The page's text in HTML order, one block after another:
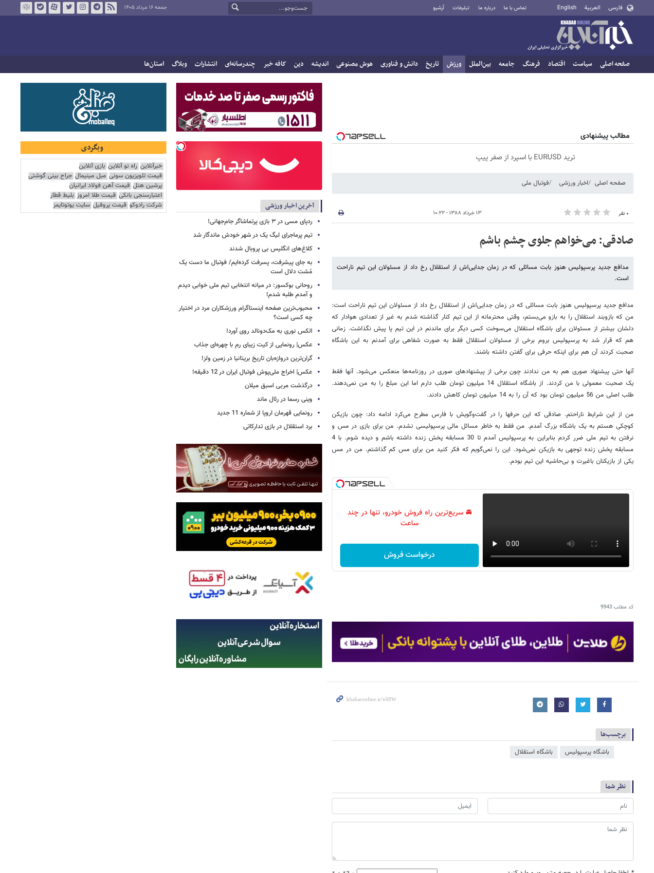
فارسی العربية English تماس با ما درباره ما تبلیغات آرشیو جمعه ۱۶ مرداد ۱۴۰۵
صفحه اصلی سیاست اقتصاد فرهنگ جامعه بین‌الملل ورزش تاریخ دانش و فناوری هوش مصنوعی اندیشه دین کافه خبر چندرسانه‌ای انتشارات وبلاگ استان‌ها
مطالب پیشنهادی
ترید EURUSD با اسپرد از صفر پیپ
صفحه اصلی اخبار ورزشی فوتبال ملی
۰ نفر ۱۳ خرداد ۱۳۸۸ - ۱۰:۲۲
صادقی: می‌خواهم جلوی چشم باشم
مدافع جدید پرسپولیس هنوز بابت مسائلی که در زمان جدایی‌اش از استقلال رخ داد از مسئولان این تیم ناراحت
است.
مدافع جدید پرسپولیس هنوز بابت مسائلی که در زمان جدایی‌اش از استقلال رخ داد از مسئولان این تیم ناراحت است:
من که بازوبند استقلال را به بازو می‌بستم، وقتی محترمانه از این تیم کنار گذاشته شدم به غیر از تعدادی هوادار که
دلشان بیشتر از مسئولان برای باشگاه استقلال می‌سوخت کسی دیگر برای ماندنم در این تیم پا پیش نگذاشت. زمانی
هم که قرار شد به پرسپولیس بروم برخی از مسئولان استقلال فقط به صورت شفاهی برای آمدنم به این باشگاه
صحبت کردند آن هم برای اینکه حرفی برای گفتن داشته باشند.
آنها حتی پیشنهاد صوری هم به من ندادند چون برخی از پیشنهاد‌های صوری در روزنامه‌ها منعکس می‌شود. آنها فقط
یک صحبت معمولی با من کردند. از باشگاه استقلال 14 میلیون تومان طلب دارم اما این مبلغ را به من نمی‌دهند.
طلب اصلی من 56 میلیون تومان بود که آن را به 14 میلیون تومان کاهش دادند.
من از این شرایط ناراحتم. صادقی که این حرفها را در گفت‌وگویش با فارس مطرح می‌کرد ادامه داد: چون بازیکن
کوچکی هستم به یک باشگاه بزرگ آمدم. من فقط به خاطر مسائل مالی پرسپولیسی نشدم. من برای بازی در مس و
نرفتن به تیم ملی ضرر کردم بنابراین به پرسپولیس آمدم تا 30 مسابقه پخش زنده داشته باشم و دیده شوم. با 4
مسابقه پخش زنده توجهی به بازیکن نمی‌شود. این را نمی‌‌گویم که فکر کنید من برای مس کم گذاشتم. من در مس
یکی از بازیکنان باغیرت و بی‌حاشیه این تیم بودم.
🚘 سریع‌ترین راه فروش خودرو، تنها در چند
ساعت
درخواست فروش
کد مطلب9943
برچسب‌ها
باشگاه پرسپولیس باشگاه استقلال
نظر شما
آخرین اخبار ورزشی
ردپای مسی در ۳ بازی پرتماشاگر جام‌جهانی!
تیم پرماجرای لیگ یک در شهر خودش ماندگار شد
کلاغ‌های انگلیس بی پروبال شدند
به جای پیشرفت، پسرفت کرده‌ایم/ فوتبال ما دست یک
مُشت دلال است
روحانی بوکسور: در میانه انتخابی تیم ملی خوابی دیدم
و آمدم طلبه شدم!
محبوب‌ترین صفحه اینستاگرام ورزشکاران مرد در اختیار
چه کسی است؟
الکس نوری به مک‌دونالد روی آورد!
عکس| رونمایی از کیت زیبای رم با چهره‌ای جذاب
گران‌ترین دروازه‌بان تاریخ بریتانیا در زمین ولز!
عکس| اخراج ملی‌پوش فوتبال ایران در 12 دقیقه!
درگذشت مربی اسبق میلان
وینی رسما در رئال ماند
رونمایی قهرمان اروپا از شماره 11 جدید
برد استقلال در بازی تدارکاتی
وبگردی
خبرآنلاین راه نو آنلاین بازی آنلاین
قیمت تلویزیون سونی مبل مینیمال جراح بینی گوشتی
پرشین هتل قیمت آهن فولاد ایرانیان
اعتبارسنجی بانکی قیمت طلا امروز بلیط قطار
شرکت رادوکو قیمت پروفیل سایت یوتوتایمز